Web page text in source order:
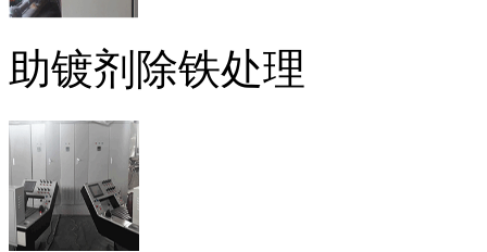
助镀剂除铁处理